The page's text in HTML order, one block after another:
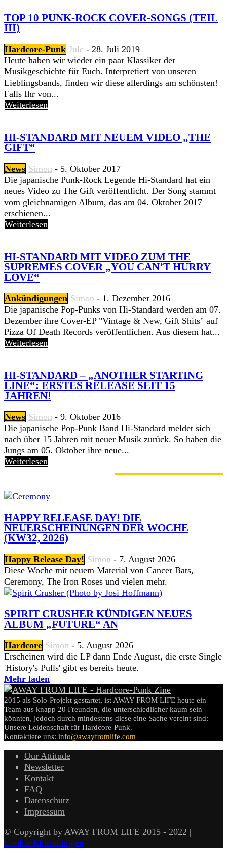
TOP 10 PUNK-ROCK COVER-SONGS (TEIL
III)
Hardcore-Punk Jule - 28. Juli 2019
Heute haben wir wieder ein paar Klassiker der
Musikgeschichte für Euch. Interpretiert von unseren
Lieblingsbands, finden wir diese allerdings am schönsten!
Falls Ihr von...
Weiterlesen
HI-STANDARD MIT NEUEM VIDEO „THE
GIFT“
News Simon - 5. Oktober 2017
Die japanische Punk-Rock Legende Hi-Standard hat ein
neues Video zu The Gift veröffentlicht. Der Song stammt
vom gleichnamigen Album, das am 04. Oktober 2017
erschienen...
Weiterlesen
HI-STANDARD MIT VIDEO ZUM THE
SUPREMES COVER „YOU CAN’T HURRY
LOVE“
Ankündigungen Simon - 1. Dezember 2016
Die japanische Pop-Punks von Hi-Standard werden am 07.
Dezember ihre Cover-EP "Vintage & New, Gift Shits" auf
Pizza Of Death Records veröffentlichen. Aus diesem hat...
Weiterlesen
HI-STANDARD – „ANOTHER STARTING
LINE“: ERSTES RELEASE SEIT 15
JAHREN!
News Simon - 9. Oktober 2016
Die japanische Pop-Punk Band Hi-Standard meldet sich
nach über 15 Jahren mit neuer Musik zurück. So haben die
Jungs am 05. Oktober ihre neue...
Weiterlesen
HAPPY RELEASE DAY! DIE
NEUERSCHEINUNGEN DER WOCHE
(KW32, 2026)
Happy Release Day! Simon - 7. August 2026
Diese Woche mit neuem Material von Cancer Bats,
Ceremony, The Iron Roses und vielen mehr.
SPIRIT CRUSHER KÜNDIGEN NEUES
ALBUM „FUTURE“ AN
Hardcore Simon - 5. August 2026
Erscheinen wird die LP dann Ende August, die erste Single
'History's Pulls' gibt es bereits heute.
Mehr laden
2015 als Solo-Projekt gestartet, ist AWAY FROM LIFE heute ein
Team aus knapp 20 Freunden, die unterschiedlicher kaum sein
könnten, jedoch durch mindestens diese eine Sache vereint sind:
Unsere Leidenschaft für Hardcore-Punk.
Kontaktiere uns: info@awayfromlife.com
Our Attitude
Newsletter
Kontakt
FAQ
Datenschutz
Impressum
© Copyright by AWAY FROM LIFE 2015 - 2022 |
Cookie-Einstellungen